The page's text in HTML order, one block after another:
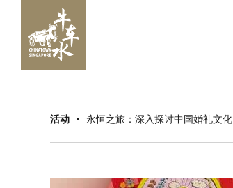
活动 永恒之旅：深入探讨中国婚礼文化